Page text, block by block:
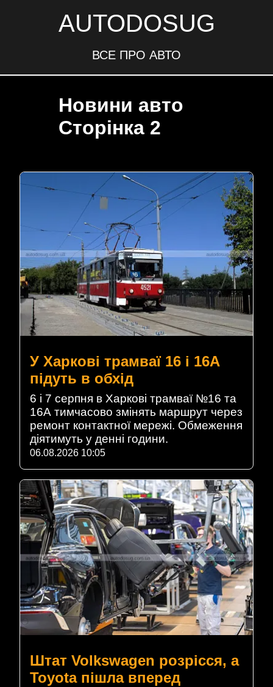
AUTODOSUG
ВСЕ ПРО АВТО
Новини авто
Сторінка 2
У Харкові трамваї 16 і 16А
підуть в обхід
6 і 7 серпня в Харкові трамваї №16 та
16А тимчасово змінять маршрут через
ремонт контактної мережі. Обмеження
діятимуть у денні години.
06.08.2026 10:05
Штат Volkswagen розрісся, а
Toyota пішла вперед